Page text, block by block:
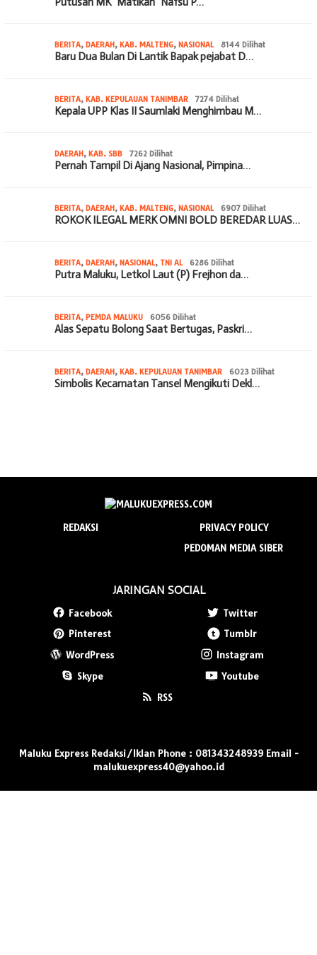
BERITA, DAERAH, KAB. MALTENG, NASIONAL 8144 Dilihat
Baru Dua Bulan Di Lantik Bapak pejabat D…
BERITA, KAB. KEPULAUAN TANIMBAR 7274 Dilihat
Kepala UPP Klas II Saumlaki Menghimbau M…
DAERAH, KAB. SBB 7262 Dilihat
Pernah Tampil Di Ajang Nasional, Pimpina…
BERITA, DAERAH, KAB. MALTENG, NASIONAL 6907 Dilihat
ROKOK ILEGAL MERK OMNI BOLD BEREDAR LUAS…
BERITA, DAERAH, NASIONAL, TNI AL 6286 Dilihat
Putra Maluku, Letkol Laut (P) Frejhon da…
BERITA, PEMDA MALUKU 6056 Dilihat
Alas Sepatu Bolong Saat Bertugas, Paskri…
BERITA, DAERAH, KAB. KEPULAUAN TANIMBAR 6023 Dilihat
Simbolis Kecamatan Tansel Mengikuti Dekl…
REDAKSI
PRIVACY POLICY
PEDOMAN MEDIA SIBER
JARINGAN SOCIAL
Facebook
Twitter
Pinterest
Tumblr
WordPress
Instagram
Skype
Youtube
RSS
Maluku Express Redaksi/Iklan Phone : 081343248939 Email -
malukuexpress40@yahoo.id